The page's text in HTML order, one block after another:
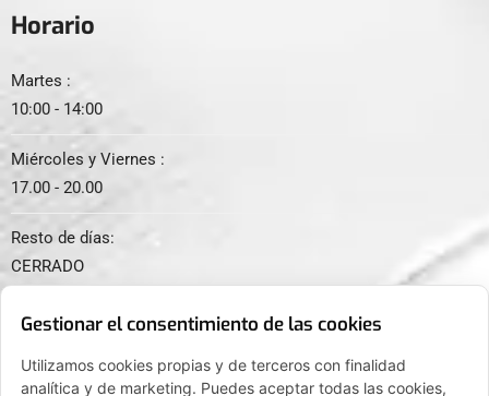
Horario
Martes :
10:00 - 14:00
Miércoles y Viernes :
17.00 - 20.00
Resto de días:
CERRADO
Gestionar el consentimiento de las cookies
Utilizamos cookies propias y de terceros con finalidad
analítica y de marketing. Puedes aceptar todas las cookies,